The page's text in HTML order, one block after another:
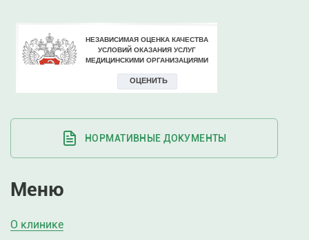
НОРМАТИВНЫЕ ДОКУМЕНТЫ
Меню
О клинике